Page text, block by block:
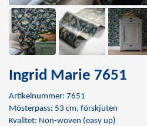
Ingrid Marie 7651
Artikelnummer: 7651
Mösterpass: 53 cm, förskjuten
Kvalitet: Non-woven (easy up)